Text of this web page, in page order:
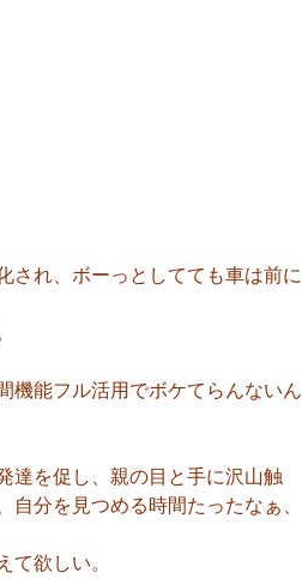
され、ボーっとしてても車は前に
機能フル活用でボケてらんないん
達を促し、親の目と手に沢山触
分を見つめる時間たったなぁ、
て欲しい。